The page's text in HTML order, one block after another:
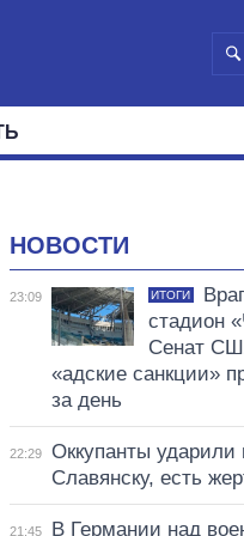
НОВОСТИ
23:09 ИТОГИ
стадион
Сенат
«адские санкции»
за день
22:29
Оккупанты
Славянску, есть
21:45
В Германии над